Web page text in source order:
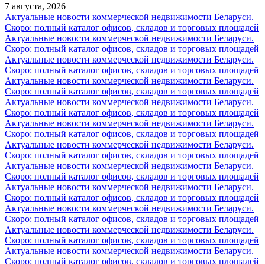
7 августа, 2026
Актуальные новости коммерческой недвижимости Беларуси.
Скоро: полный каталог офисов, складов и торговых площадей
Актуальные новости коммерческой недвижимости Беларуси.
Скоро: полный каталог офисов, складов и торговых площадей
Актуальные новости коммерческой недвижимости Беларуси.
Скоро: полный каталог офисов, складов и торговых площадей
Актуальные новости коммерческой недвижимости Беларуси.
Скоро: полный каталог офисов, складов и торговых площадей
Актуальные новости коммерческой недвижимости Беларуси.
Скоро: полный каталог офисов, складов и торговых площадей
Актуальные новости коммерческой недвижимости Беларуси.
Скоро: полный каталог офисов, складов и торговых площадей
Актуальные новости коммерческой недвижимости Беларуси.
Скоро: полный каталог офисов, складов и торговых площадей
Актуальные новости коммерческой недвижимости Беларуси.
Скоро: полный каталог офисов, складов и торговых площадей
Актуальные новости коммерческой недвижимости Беларуси.
Скоро: полный каталог офисов, складов и торговых площадей
Актуальные новости коммерческой недвижимости Беларуси.
Скоро: полный каталог офисов, складов и торговых площадей
Актуальные новости коммерческой недвижимости Беларуси.
Скоро: полный каталог офисов, складов и торговых площадей
Актуальные новости коммерческой недвижимости Беларуси.
Скоро: полный каталог офисов, складов и торговых площадей